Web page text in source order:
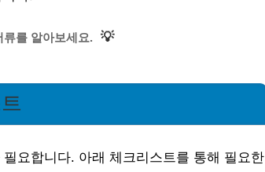
를 알아보세요. 💡
요합니다. 아래 체크리스트를 통해 필요한